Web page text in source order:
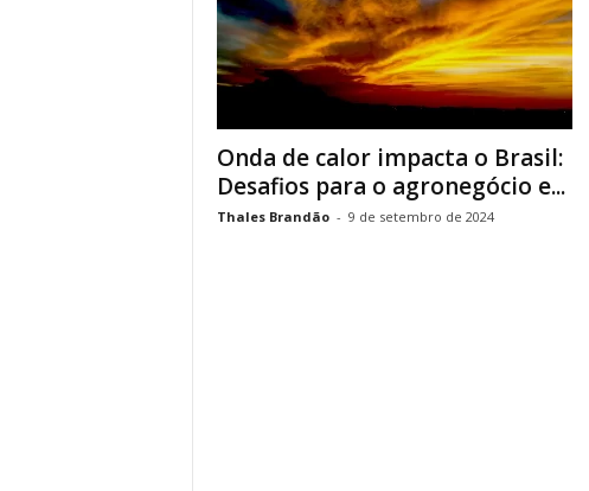
Onda de calor impacta o Brasil:
Desafios para o agronegócio e...
Thales Brandão - 9 de setembro de 2024